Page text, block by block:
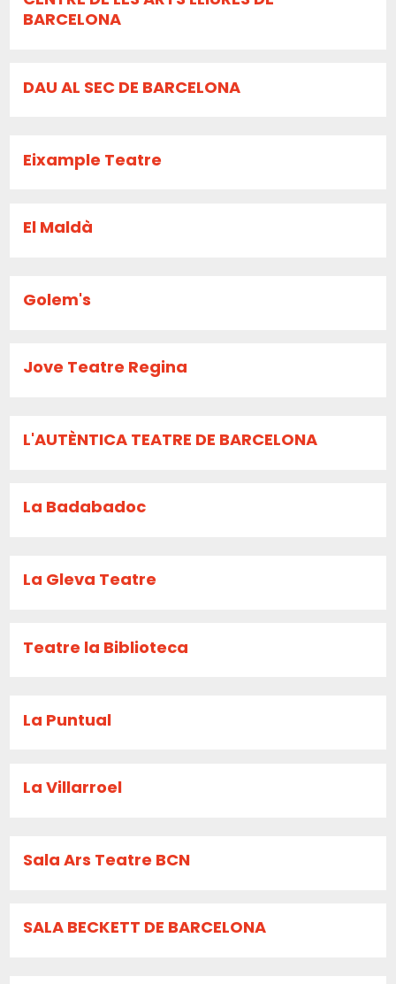
BARCELONA
DAU AL SEC DE BARCELONA
Eixample Teatre
El Maldà
Golem's
Jove Teatre Regina
L'AUTÈNTICA TEATRE DE BARCELONA
La Badabadoc
La Gleva Teatre
Teatre la Biblioteca
La Puntual
La Villarroel
Sala Ars Teatre BCN
SALA BECKETT DE BARCELONA